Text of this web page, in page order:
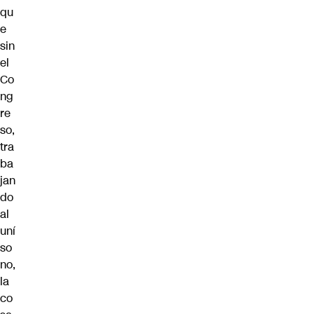
qu
e
sin
el
Co
ng
re
so,
tra
ba
jan
do
al
uní
so
no,
la
co